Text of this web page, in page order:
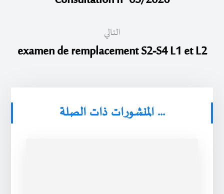
التالي
examen de remplacement S2-S4 L1 et L2
المنشورات ذات الصلة ...